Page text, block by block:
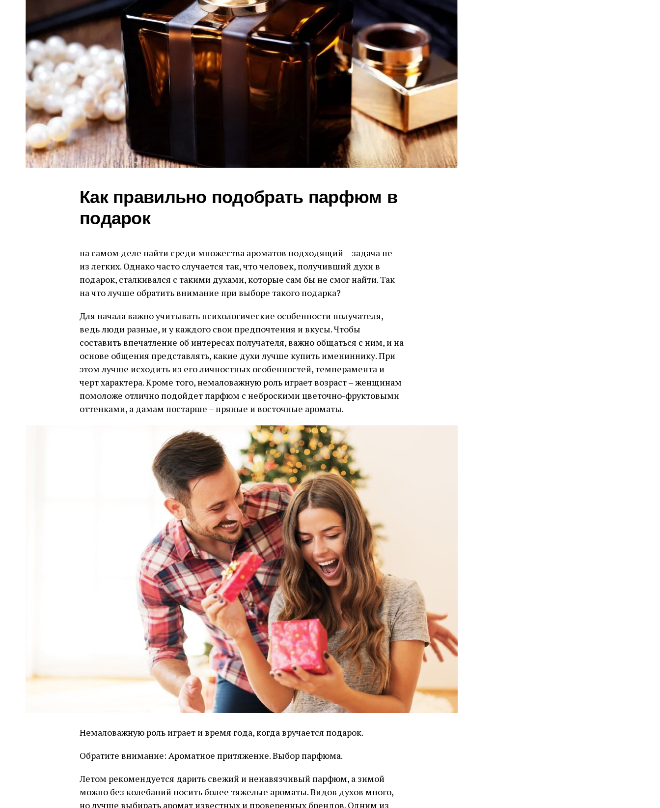
Как правильно подобрать парфюм в
подарок
на самом деле найти среди множества ароматов подходящий – задача не
из легких. Однако часто случается так, что человек, получивший духи в
подарок, сталкивался с такими духами, которые сам бы не смог найти. Так
на что лучше обратить внимание при выборе такого подарка?
Для начала важно учитывать психологические особенности получателя,
ведь люди разные, и у каждого свои предпочтения и вкусы. Чтобы
составить впечатление об интересах получателя, важно общаться с ним, и на
основе общения представлять, какие духи лучше купить имениннику. При
этом лучше исходить из его личностных особенностей, темперамента и
черт характера. Кроме того, немаловажную роль играет возраст – женщинам
помоложе отлично подойдет парфюм с неброскими цветочно-фруктовыми
оттенками, а дамам постарше – пряные и восточные ароматы.
Немаловажную роль играет и время года, когда вручается подарок.
Обратите внимание: Ароматное притяжение. Выбор парфюма.
Летом рекомендуется дарить свежий и ненавязчивый парфюм, а зимой
можно без колебаний носить более тяжелые ароматы. Видов духов много,
но лучше выбирать аромат известных и проверенных брендов. Одним из